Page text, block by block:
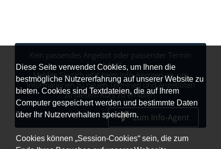
Diese Seite verwendet Cookies, um Ihnen die
bestmögliche Nutzererfahrung auf unserer Website zu
bieten. Cookies sind Textdateien, die auf Ihrem
Computer gespeichert werden und bestimmte Daten
über Ihr Nutzerverhalten speichern.
Cookies können „Session-Cookies“ sein, die zum
Kein passendes Angebot oder passender Termin
dabei?
Melden Sie sich jetzt beim Info-Agenten an, um
Informationen zu neuen Terminen und Angeboten
zu diesem Kurs zu erhalten.
zum Info-Agent